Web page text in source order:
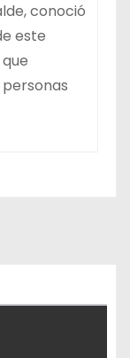
conoció
este
personas